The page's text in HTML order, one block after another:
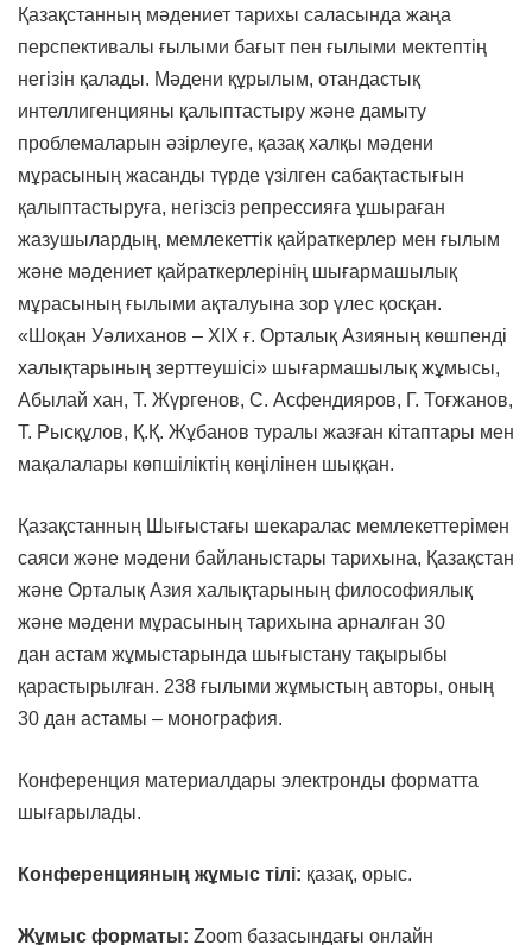
Қазақстанның мәдениет тарихы саласында жаңа
перспективалы ғылыми бағыт пен ғылыми мектептің
негізін қалады. Мәдени құрылым, отандастық
интеллигенцияны қалыптастыру және дамыту
проблемаларын әзірлеуге, қазақ халқы мәдени
мұрасының жасанды түрде үзілген сабақтастығын
қалыптастыруға, негізсіз репрессияға ұшыраған
жазушылардың, мемлекеттік қайраткерлер мен ғылым
және мәдениет қайраткерлерінің шығармашылық
мұрасының ғылыми ақталуына зор үлес қосқан.
«Шоқан Уәлиханов – ХІХ ғ. Орталық Азияның көшпенді
халықтарының зерттеушісі» шығармашылық жұмысы,
Абылай хан, Т. Жүргенов, С. Асфендияров, Г. Тоғжанов,
Т. Рысқұлов, Қ.Қ. Жұбанов туралы жазған кітаптары мен
мақалалары көпшіліктің көңілінен шыққан.
Қазақстанның Шығыстағы шекаралас мемлекеттерімен
саяси және мәдени байланыстары тарихына, Қазақстан
және Орталық Азия халықтарының философиялық
және мәдени мұрасының тарихына арналған 30
дан астам жұмыстарында шығыстану тақырыбы
қарастырылған. 238 ғылыми жұмыстың авторы, оның
30 дан астамы – монография.
Конференция материалдары электронды форматта
шығарылады.
Конференцияның жұмыс тілі: қазақ, орыс.
Жұмыс форматы: Zoom базасындағы онлайн